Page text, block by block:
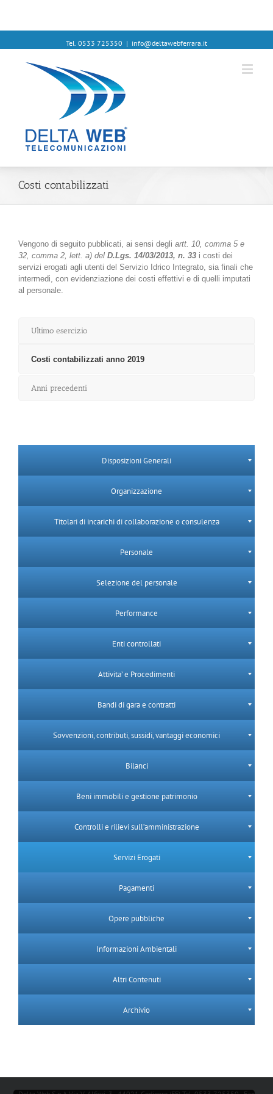
Tel. 0533 725350 | info@deltawebferrara.it
Costi contabilizzati
Vengono di seguito pubblicati, ai sensi degli artt. 10, comma 5 e
32, comma 2, lett. a) del D.Lgs. 14/03/2013, n. 33 i costi dei
servizi erogati agli utenti del Servizio Idrico Integrato, sia finali che
intermedi, con evidenziazione dei costi effettivi e di quelli imputati
al personale.
Ultimo esercizio
Costi contabilizzati anno 2019
Anni precedenti
Disposizioni Generali
Organizzazione
Titolari di incarichi di collaborazione o consulenza
Personale
Selezione del personale
Performance
Enti controllati
Attivita’ e Procedimenti
Bandi di gara e contratti
Sovvenzioni, contributi, sussidi, vantaggi economici
Bilanci
Beni immobili e gestione patrimonio
Controlli e rilievi sull’amministrazione
Servizi Erogati
Pagamenti
Opere pubbliche
Informazioni Ambientali
Altri Contenuti
Archivio